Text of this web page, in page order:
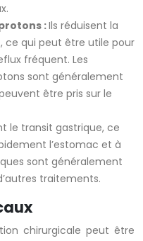
:Ils réduisent la
ce qui peut être utile pour
fréquent. Les
sont généralement
être pris sur le
le transit gastrique, ce
l’estomac et à
sont généralement
traitements.
chirurgicale peut être